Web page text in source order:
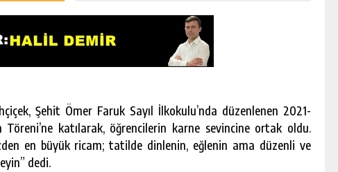
Şehit Ömer Faruk Sayıl İlkokulu’nda düzenlenen 2021-
Töreni’ne katılarak, öğrencilerin karne sevincine ortak oldu.
en büyük ricam; tatilde dinlenin, eğlenin ama düzenli ve
dedi.